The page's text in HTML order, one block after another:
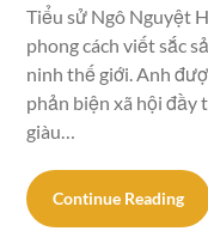
Tiểu sử Ngô Nguyệt
phong cách viết sắc
ninh thế giới. Anh
phản biện xã hội đầy
giàu…
Continue Reading